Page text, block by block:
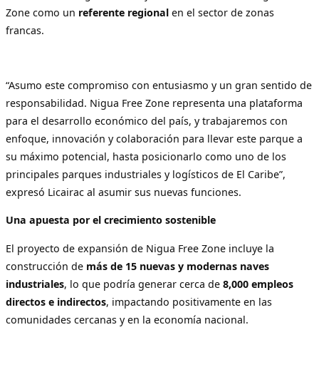
Zone como un referente regional en el sector de zonas
francas.
“Asumo este compromiso con entusiasmo y un gran sentido de
responsabilidad. Nigua Free Zone representa una plataforma
para el desarrollo económico del país, y trabajaremos con
enfoque, innovación y colaboración para llevar este parque a
su máximo potencial, hasta posicionarlo como uno de los
principales parques industriales y logísticos de El Caribe”,
expresó Licairac al asumir sus nuevas funciones.
Una apuesta por el crecimiento sostenible
El proyecto de expansión de Nigua Free Zone incluye la
construcción de más de 15 nuevas y modernas naves
industriales, lo que podría generar cerca de 8,000 empleos
directos e indirectos, impactando positivamente en las
comunidades cercanas y en la economía nacional.